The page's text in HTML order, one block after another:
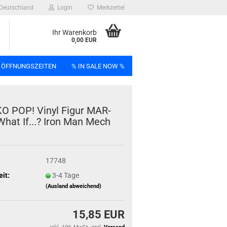
Deutschland Login Merkzettel
Ihr Warenkorb
0,00 EUR
% IN SALE NOW %
POP! Vinyl Figur MAR­
If...? Iron Man Mech
17748
3-4 Tage
(Ausland abweichend)
15,85 EUR